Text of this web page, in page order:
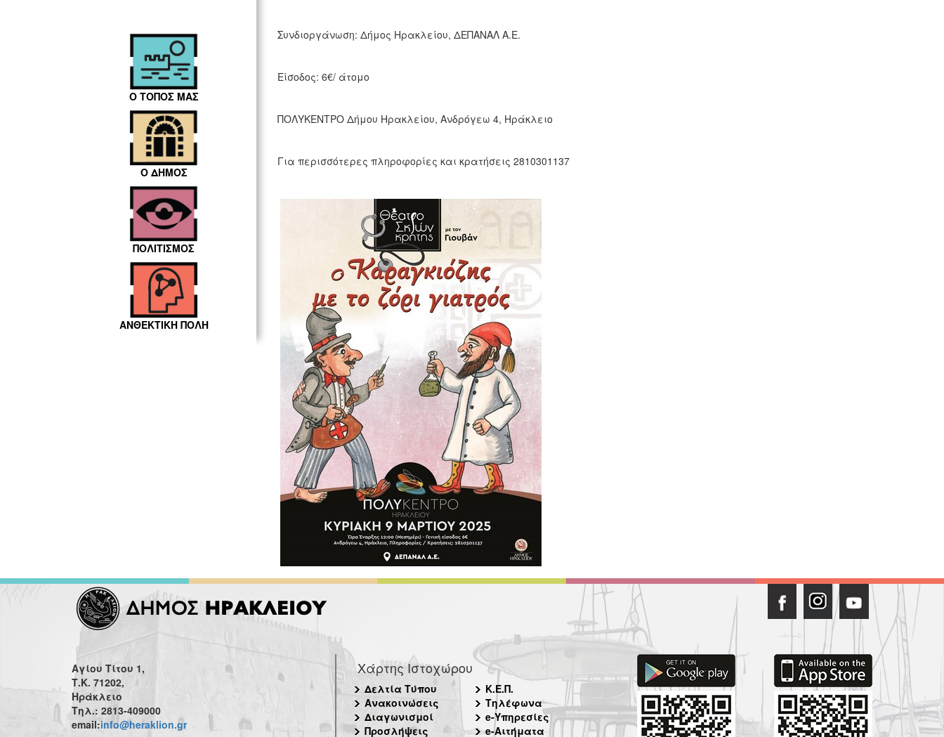
Ο ΤΟΠΟΣ ΜΑΣ
Ο ΔΗΜΟΣ
ΠΟΛΙΤΙΣΜΟΣ
ΑΝΘΕΚΤΙΚΗ ΠΟΛΗ
Συνδιοργάνωση: Δήμος Ηρακλείου, ΔΕΠΑΝΑΛ Α.Ε.
Είσοδος: 6€/ άτομο
ΠΟΛΥΚΕΝΤΡΟ Δήμου Ηρακλείου, Ανδρόγεω 4, Ηράκλειο
Για περισσότερες πληροφορίες και κρατήσεις 2810301137
Αγίου Τίτου 1,
Τ.Κ. 71202,
Ηράκλειο
Τηλ.: 2813-409000
email:info@heraklion.gr
Χάρτης Ιστοχώρου
Δελτία Τύπου
Ανακοινώσεις
Διαγωνισμοί
Προσλήψεις
Κ.Ε.Π.
Τηλέφωνα
e-Υπηρεσίες
e-Αιτήματα